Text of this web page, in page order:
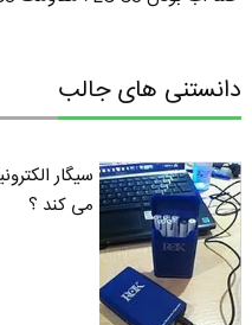
دانستنی های جالب
سیگار
می کند ؟